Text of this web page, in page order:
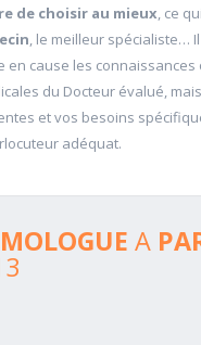
de choisir au mieux, ce
, le meilleur spécialiste… Il
en cause les connaissances
du Docteur évalué,
et vos besoins
adéquat.
A